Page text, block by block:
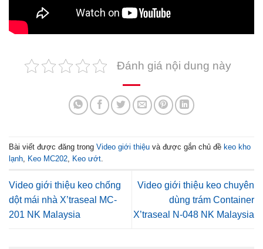
Đánh giá nội dung này
Bài viết được đăng trong Video giới thiệu và được gắn chủ đề keo kho
lạnh Keo MC202 Keo ướt
Video giới thiệu keo chống
dột mái nhà X’traseal MC-
201 NK Malaysia
Video giới thiệu keo chuyên
dùng trám Container
X’traseal N-048 NK Malaysia